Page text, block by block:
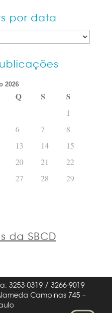
por data
2026
Q S S
1
6 7
8
13 14
15
20 21
22
27 28
29
da SBCD
3253-0319 / 3266-9019
Campinas 745 –